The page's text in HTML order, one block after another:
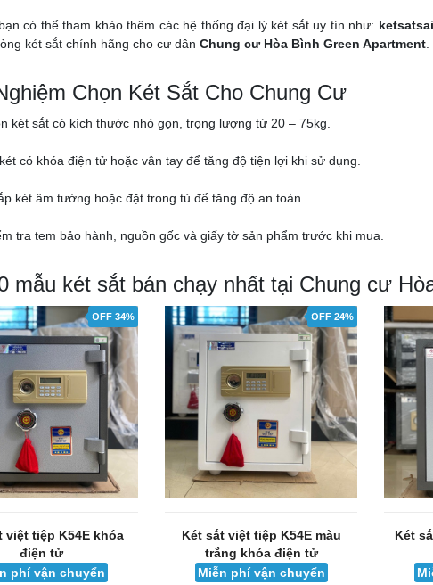
có thể tham khảo thêm các hệ thống đại lý két sắt uy tín như:
két sắt chính hãng cho cư dân Chung cư Hòa Bình Green Apartment.
Chọn Két Sắt Cho Chung Cư
két sắt có kích thước nhỏ gọn, trọng lượng từ 20 – 75kg.
có khóa điện tử hoặc vân tay để tăng độ tiện lợi khi sử dụng.
két âm tường hoặc đặt trong tủ để tăng độ an toàn.
tra tem bảo hành, nguồn gốc và giấy tờ sản phẩm trước khi mua.
mẫu két sắt bán chạy nhất tại Chung cư
OFF 34%
việt tiệp K54E khóa
điện tử
phí vận chuyển
OFF 24%
Két sắt việt tiệp K54E màu
trắng khóa điện tử
Miễn phí vận chuyển
Két